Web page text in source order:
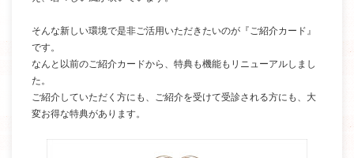
そんな新しい環境で是非ご活用いただきたいのが『ご紹介カード』
です。
なんと以前のご紹介カードから、特典も機能もリニューアルしまし
た。
ご紹介していただく方にも、ご紹介を受けて受診される方にも、大
変お得な特典があります。